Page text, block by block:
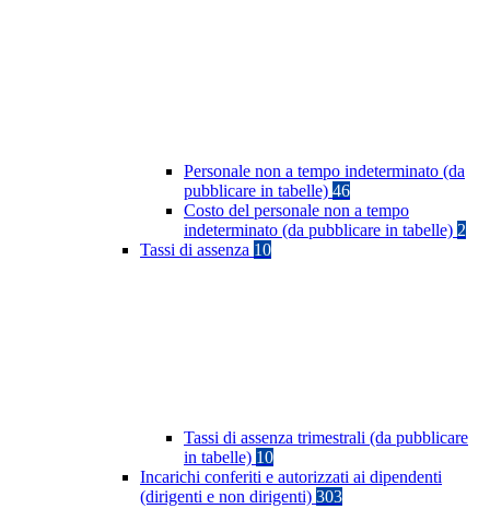
Personale non a tempo indeterminato (da
pubblicare in tabelle) 46
Costo del personale non a tempo
indeterminato (da pubblicare in tabelle) 2
Tassi di assenza 10
Tassi di assenza trimestrali (da pubblicare
in tabelle) 10
Incarichi conferiti e autorizzati ai dipendenti
(dirigenti e non dirigenti) 303